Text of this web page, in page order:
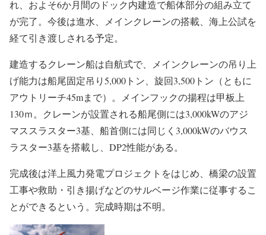
自航式5,000トン吊りクレーン船の船体部分を組み立てる
作業が完了。
ているという。2023年11月17日にキール敷設がおこなわ
れ、およそ6か月間のドック内建造で船体部分の組み立て
が完了。今後は進水、メインクレーンの搭載、海上公試を
経て引き渡しされる予定。
建造するクレーン船は自航式で、メインクレーンの吊り上
アウトリーチ45mまで）。メインフックの揚程は甲板上
130ｍ。クレーンが設置される船尾側には3,000kWのアジ
マススラスター3基、船首側には同じく3,000kWのバウス
ラスター3基を搭載し、DP2性能がある。